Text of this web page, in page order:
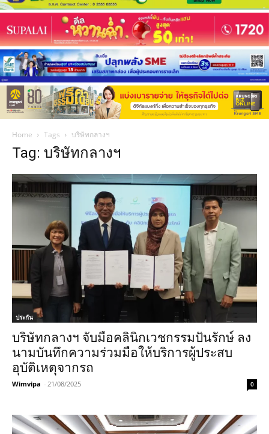
Home Tags บริษัทกลางฯ
Tag: บริษัทกลางฯ
ประกัน
บริษัทกลางฯ จับมือคลินิกเวชกรรมปันรักษ์ ลง
นามบันทึกความร่วมมือให้บริการผู้ประสบ
อุบัติเหตุจากรถ
Wimvipa - 21/08/2025 0